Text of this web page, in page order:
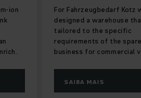
For Fahrzeugbedarf Kotz
designed a warehouse
tailored to the specific
requirements of the
business for commercial
SAIBA MAIS
ion